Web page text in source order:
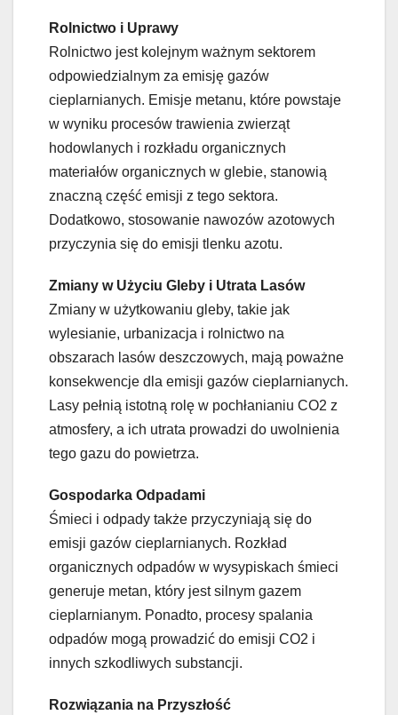
Rolnictwo i Uprawy
Rolnictwo jest kolejnym ważnym sektorem
odpowiedzialnym za emisję gazów
cieplarnianych. Emisje metanu, które powstaje
w wyniku procesów trawienia zwierząt
hodowlanych i rozkładu organicznych
materiałów organicznych w glebie, stanowią
znaczną część emisji z tego sektora.
Dodatkowo, stosowanie nawozów azotowych
przyczynia się do emisji tlenku azotu.
Zmiany w Użyciu Gleby i Utrata Lasów
Zmiany w użytkowaniu gleby, takie jak
wylesianie, urbanizacja i rolnictwo na
obszarach lasów deszczowych, mają poważne
konsekwencje dla emisji gazów cieplarnianych.
Lasy pełnią istotną rolę w pochłanianiu CO2 z
atmosfery, a ich utrata prowadzi do uwolnienia
tego gazu do powietrza.
Gospodarka Odpadami
Śmieci i odpady także przyczyniają się do
emisji gazów cieplarnianych. Rozkład
organicznych odpadów w wysypiskach śmieci
generuje metan, który jest silnym gazem
cieplarnianym. Ponadto, procesy spalania
odpadów mogą prowadzić do emisji CO2 i
innych szkodliwych substancji.
Rozwiązania na Przyszłość